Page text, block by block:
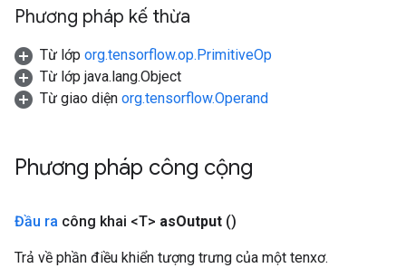
Phương pháp kế thừa
Từ lớp org.tensorflow.op.PrimitiveOp
Từ lớp java.lang.Object
Từ giao diện org.tensorflow.Operand
Phương pháp công cộng
Đầu ra công khai <T> asOutput ()
Trả về phần điều khiển tượng trưng của một tenxơ.